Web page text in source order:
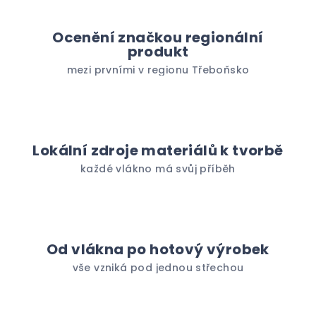
Ocenění značkou regionální
produkt
mezi prvními v regionu Třeboňsko
Lokální zdroje materiálů k tvorbě
každé vlákno má svůj příběh
Od vlákna po hotový výrobek
vše vzniká pod jednou střechou